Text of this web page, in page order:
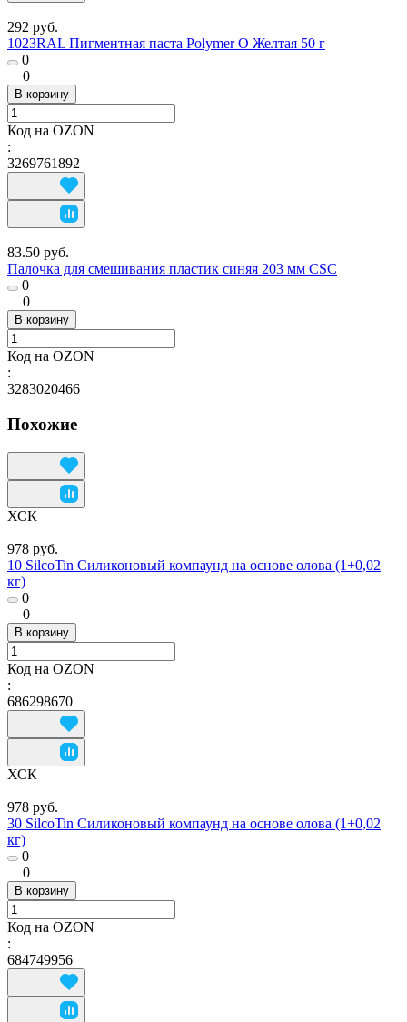
292 руб.
1023RAL Пигментная паста Polymer O Желтая 50 г
0
0
В корзину
Код на OZON
:
3269761892
83.50 руб.
Палочка для смешивания пластик синяя 203 мм CSC
0
0
В корзину
Код на OZON
:
3283020466
Похожие
ХСК
978 руб.
10 SilcoTin Силиконовый компаунд на основе олова (1+0,02
кг)
0
0
В корзину
Код на OZON
:
686298670
ХСК
978 руб.
30 SilcoTin Силиконовый компаунд на основе олова (1+0,02
кг)
0
0
В корзину
Код на OZON
:
684749956